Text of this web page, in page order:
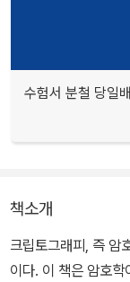
수험서 분철 당일
책소개
크립토그래피, 즉 암
이다. 이 책은 암호학